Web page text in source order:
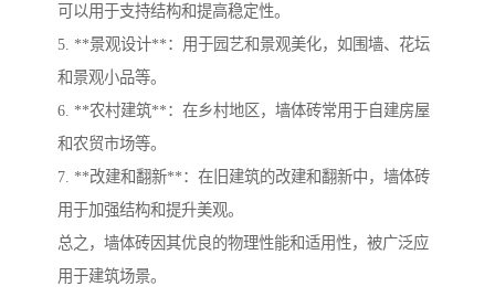
可以用于支持结构和提高稳定性。
5. **景观设计**：用于园艺和景观美化，如围墙、花坛
和景观小品等。
6. **农村建筑**：在乡村地区，墙体砖常用于自建房屋
和农贸市场等。
7. **改建和翻新**：在旧建筑的改建和翻新中，墙体砖
用于加强结构和提升美观。
总之，墙体砖因其优良的物理性能和适用性，被广泛应
用于建筑场景。